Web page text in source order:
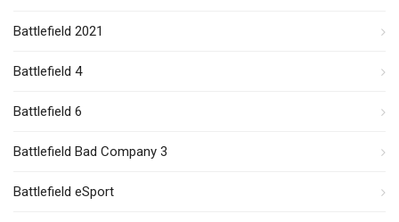
Battlefield 2021
Battlefield 4
Battlefield 6
Battlefield Bad Company 3
Battlefield eSport